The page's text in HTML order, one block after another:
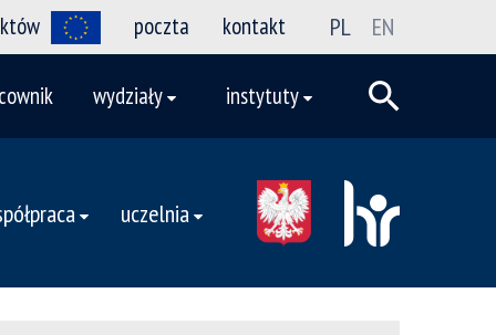
poczta kontakt PL EN
wydziały instytuty
uczelnia